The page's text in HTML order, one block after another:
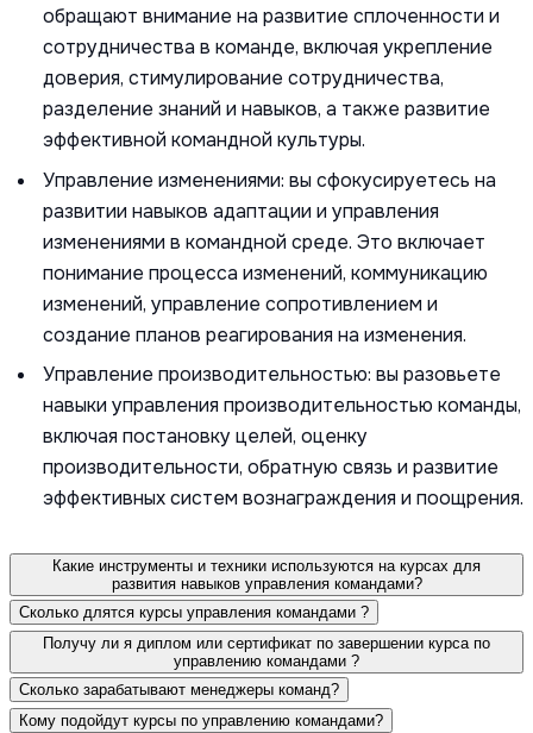
обращают внимание на развитие сплоченности и
сотрудничества в команде, включая укрепление
доверия, стимулирование сотрудничества,
разделение знаний и навыков, а также развитие
эффективной командной культуры.
Управление изменениями: вы сфокусируетесь на
развитии навыков адаптации и управления
изменениями в командной среде. Это включает
понимание процесса изменений, коммуникацию
изменений, управление сопротивлением и
создание планов реагирования на изменения.
Управление производительностью: вы разовьете
навыки управления производительностью команды,
включая постановку целей, оценку
производительности, обратную связь и развитие
эффективных систем вознаграждения и поощрения.
Какие инструменты и техники используются на курсах для
развития навыков управления командами?
Сколько длятся курсы управления командами ?
Получу ли я диплом или сертификат по завершении курса по
управлению командами ?
Сколько зарабатывают менеджеры команд?
Кому подойдут курсы по управлению командами?